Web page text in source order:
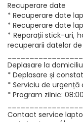
Recuperare date
* Recuperare date
* Recuperare date
* Reparații stick-uri,
recuperarii datelor
Deplasare la
* Deplasare și
* Serviciu de
* Program zilnic:
Contact service